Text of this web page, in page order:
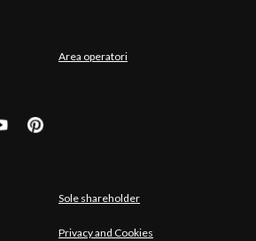
Area operatori
Sole shareholder
Privacy and Cookies